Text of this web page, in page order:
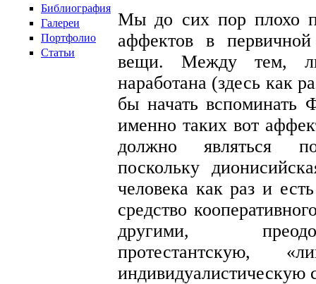
Библиография
Галереи
Портфолио
Статьи
Мы до сих пор плохо
аффектов в
вещи. Между тем,
наработана (здесь как
бы начать вспоминать
именно таких вот
должно являться
поскольку
человека как раз и
средство
другими,
протестантскую,
индивидуалистическую